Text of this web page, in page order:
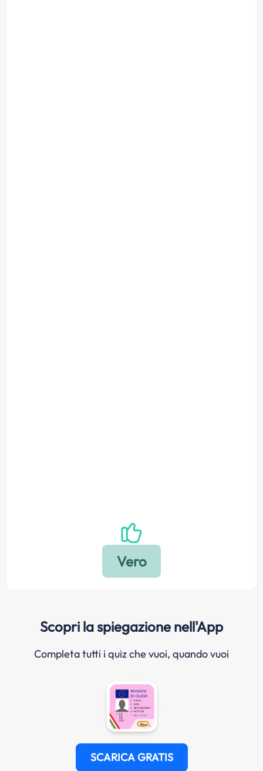
Scopri la spiegazione nell'App
Completa tutti i quiz che vuoi, quando vuoi
SCARICA GRATIS